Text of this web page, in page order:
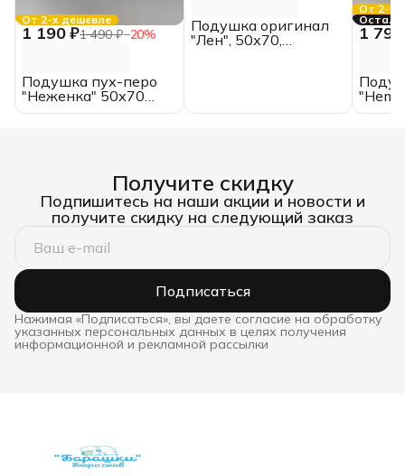
От 2-х дешевле
1 190 ₽1 490 ₽−20%
Подушка пух-перо
"Неженка" 50х70
Belashoff
Подушка оригинал
"Лен", 50х70,
От 2-х
1
Получите скидку
Подпишитесь на наши акции и новости и
получите скидку на следующий заказ
Подписаться
Нажимая «Подписаться», вы даете согласие на обработку
указанных персональных данных в целях получения
информационной и рекламной рассылки